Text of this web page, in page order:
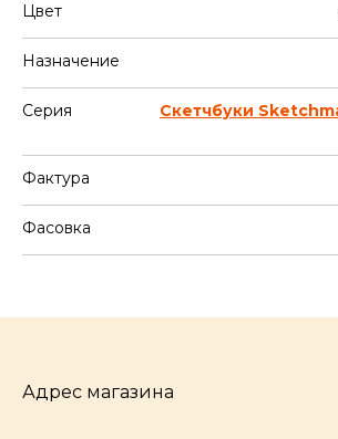
Цвет
Назначение
Серия
Скетчбуки
Фактура
Фасовка
Адрес магазина